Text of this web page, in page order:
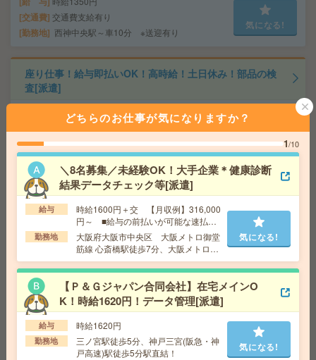
交通費 交通費支給有り
勤務地 西神中央駅～車10分 ※送迎有り
気になる!
座り仕事！給与即払いOK！高時給！土日休み！部品の検
査[派遣]
時給1300円
交通費 交通費支給有り
勤務地 新三田駅～徒歩8分 ※車通勤・バイク通勤O
K
気になる!
給与即払いOK！高時給！日勤のお仕事！チェック・検査
作業[派遣]
給 与 時給2000円
交通費支給有り
勤務地 尼崎駅～徒歩13分 ※バイク通勤OK
気になる!
給与即払いOK！高時給！土日休み！日勤のお仕事！選別
作業など[派遣]
時給1350円
どちらのお仕事が気になりますか？
1/10
＼8名募集／未経験OK！大手企業＊健康診断
結果データチェック等[派遣]
給与
時給1600円＋交 【月収例】316,000
円～ ■給与の前払いが可能な速払い
サービスあり
勤務地
大阪府大阪市中央区 大阪メトロ御堂
筋線 心斎橋駅徒歩7分、大阪メトロ御
堂筋線 本町駅徒歩7分
気になる!
【Ｐ＆Ｇジャパン合同会社】在宅メインO
K！時給1620円！データ管理[派遣]
給与 時給1620円
勤務地
三ノ宮駅徒歩5分、神戸三宮(阪急・神
戸高速)駅徒歩5分駅直結！
気になる!